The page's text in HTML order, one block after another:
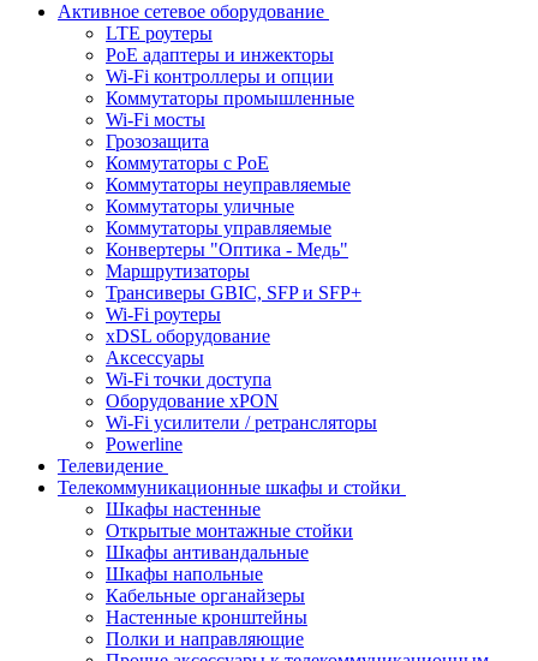
Активное сетевое оборудование
LTE роутеры
PoE адаптеры и инжекторы
Wi-Fi контроллеры и опции
Коммутаторы промышленные
Wi-Fi мосты
Грозозащита
Коммутаторы c PoE
Коммутаторы неуправляемые
Коммутаторы уличные
Коммутаторы управляемые
Конвертеры "Оптика - Медь"
Маршрутизаторы
Трансиверы GBIC, SFP и SFP+
Wi-Fi роутеры
xDSL оборудование
Аксессуары
Wi-Fi точки доступа
Оборудование хPON
Wi-Fi усилители / ретрансляторы
Powerline
Телевидение
Телекоммуникационные шкафы и стойки
Шкафы настенные
Открытые монтажные стойки
Шкафы антивандальные
Шкафы напольные
Кабельные органайзеры
Настенные кронштейны
Полки и направляющие